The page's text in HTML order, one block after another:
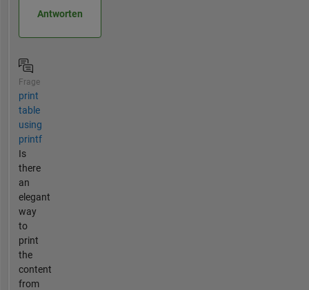
Antworten
Frage
print
table
using
printf
Is
there
an
elegant
way
to
print
the
content
from